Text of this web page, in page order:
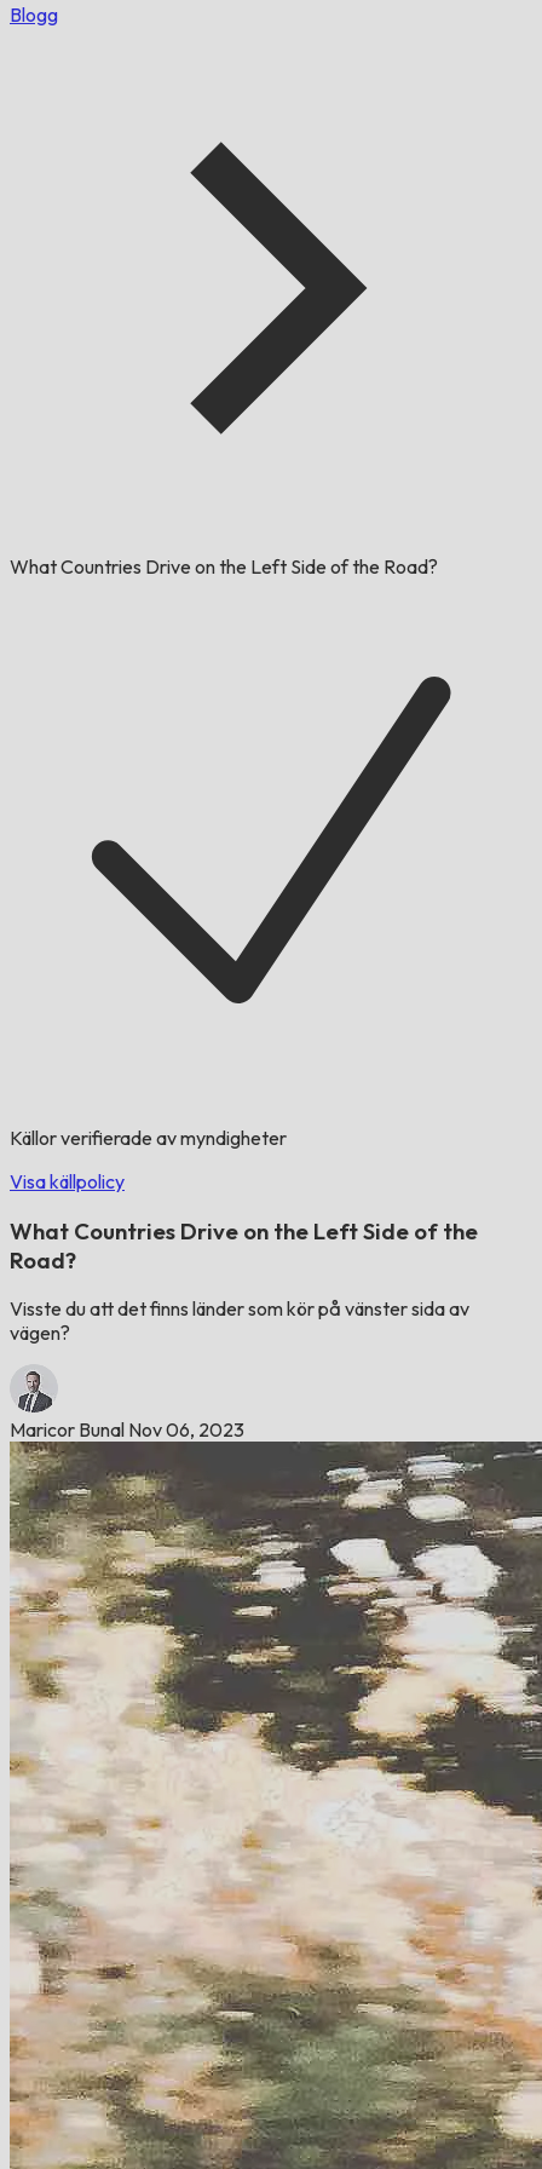
Blogg
What Countries Drive on the Left Side of the Road?
Källor verifierade av myndigheter
Visa källpolicy
What Countries Drive on the Left Side of the
Road?
Visste du att det finns länder som kör på vänster sida av
vägen?
Maricor Bunal Nov 06, 2023